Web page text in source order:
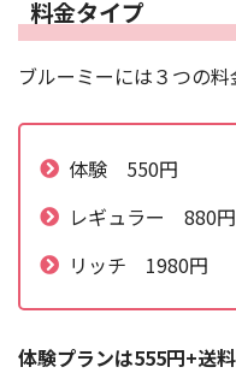
料金タイプ
ブルーミーには３つの料
体験 550円
レギュラー 880円
リッチ 1980円
体験プランは555円+送